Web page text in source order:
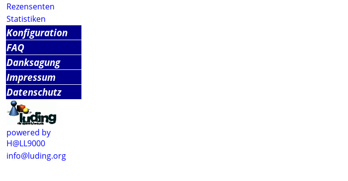
Rezensenten
Statistiken
Konfiguration
FAQ
Danksagung
Impressum
Datenschutz
powered by
H@LL9000
info@luding.org